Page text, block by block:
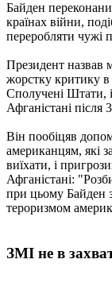
Байден
країнах війни,
переробляти чужі
Президент назвав
жорстку критику
Сполучені Штати,
Афганістані після
Він пообіцяв
американцям, які
виїхати, і
Афганістані:
при цьому Байден
тероризмом
ЗМІ не в